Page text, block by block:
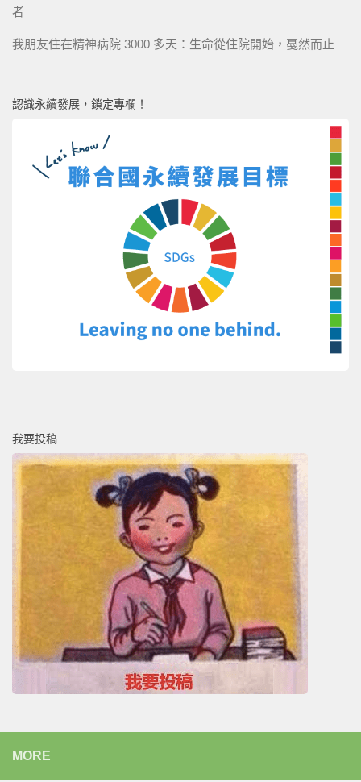
者
我朋友住在精神病院 3000 多天：生命從住院開始，戞然而止
認識永續發展，鎖定專欄！
我要投稿
MORE